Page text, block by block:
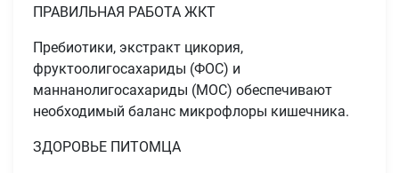
ПРАВИЛЬНАЯ РАБОТА ЖКТ
Пребиотики, экстракт цикория,
фруктоолигосахариды (ФОС) и
маннанолигосахариды (МОС) обеспечивают
необходимый баланс микрофлоры кишечника.
ЗДОРОВЬЕ ПИТОМЦА